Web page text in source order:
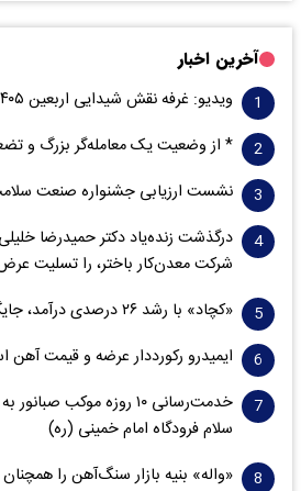
آخرین اخبار
ویدیو: غرفه نقش شیدایی اربعین ۱۴۰۵
* از وضعیت یک معامله‌گر بزرگ و
نشست ارزیابی جشنواره صنعت
درگذشت زنده‌یاد دکتر حمیدرضا
شرکت معدن‌کار باختر، را تسلیت
«کچاد» با رشد ۲۶ درصدی درآمد، جایگاه خود را تثبیت کرد
ایمیدرو رکورددار عرضه و قیمت
خدمت‌رسانی ۱۰ روزه موکب
سلام فرودگاه امام خمینی (ره)
«واله» بنیه بازار سنگ‌آهن را